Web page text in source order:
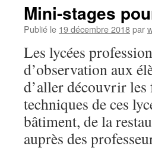
Mini-stages
Publié le 19 décembre 2018par
Les lycées
d’observation aux
d’aller découvrir les
techniques de ces
bâtiment, de la
auprès des